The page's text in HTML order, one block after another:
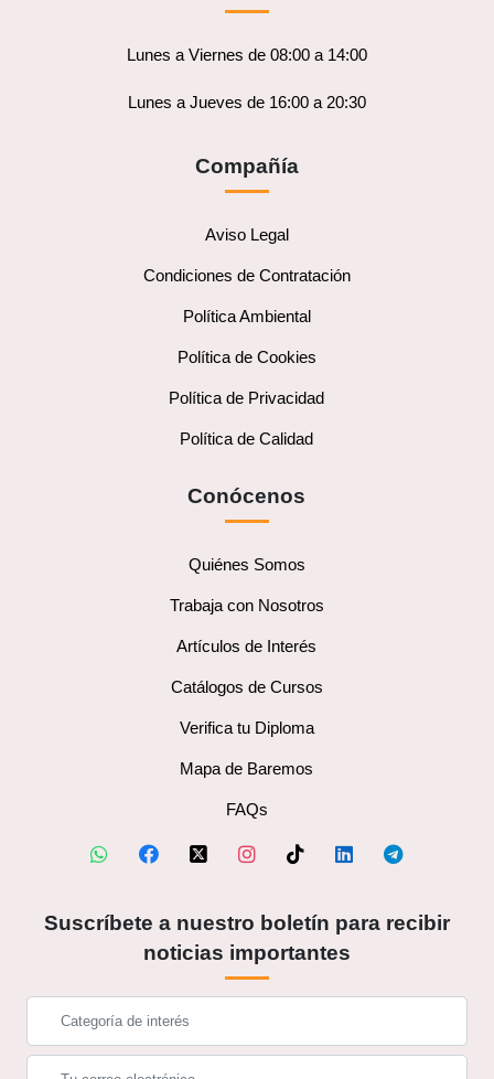
Lunes a Viernes de 08:00 a 14:00
Lunes a Jueves de 16:00 a 20:30
Compañía
Aviso Legal
Condiciones de Contratación
Política Ambiental
Política de Cookies
Política de Privacidad
Política de Calidad
Conócenos
Quiénes Somos
Trabaja con Nosotros
Artículos de Interés
Catálogos de Cursos
Verifica tu Diploma
Mapa de Baremos
FAQs
Suscríbete a nuestro boletín para recibir
noticias importantes